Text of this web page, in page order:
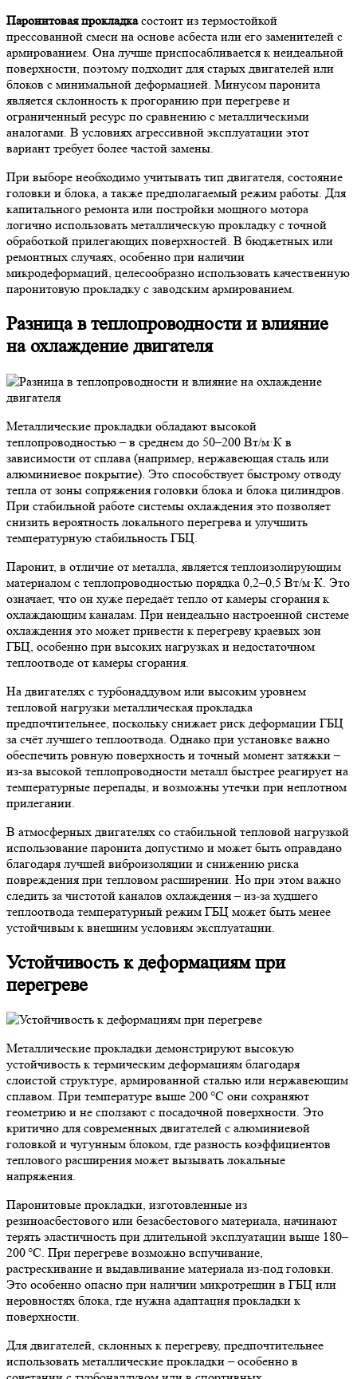
Паронитовая прокладкасостоит из термостойкой
прессованной смеси на основе асбеста или его заменителей с
армированием. Она лучше приспосабливается к неидеальной
поверхности, поэтому подходит для старых двигателей или
блоков с минимальной деформацией. Минусом паронита
является склонность к прогоранию при перегреве и
ограниченный ресурс по сравнению с металлическими
аналогами. В условиях агрессивной эксплуатации этот
вариант требует более частой замены.
При выборе необходимо учитывать тип двигателя, состояние
головки и блока, а также предполагаемый режим работы. Для
капитального ремонта или постройки мощного мотора
логично использовать металлическую прокладку с точной
обработкой прилегающих поверхностей. В бюджетных или
ремонтных случаях, особенно при наличии
микродеформаций, целесообразно использовать качественную
паронитовую прокладку с заводским армированием.
Разница в теплопроводности и влияние
на охлаждение двигателя
Металлические прокладки обладают высокой
теплопроводностью – в среднем до 50–200 Вт/м·К в
зависимости от сплава (например, нержавеющая сталь или
алюминиевое покрытие). Это способствует быстрому отводу
тепла от зоны сопряжения головки блока и блока цилиндров.
При стабильной работе системы охлаждения это позволяет
снизить вероятность локального перегрева и улучшить
температурную стабильность ГБЦ.
Паронит, в отличие от металла, является теплоизолирующим
материалом с теплопроводностью порядка 0,2–0,5 Вт/м·К. Это
означает, что он хуже передаёт тепло от камеры сгорания к
охлаждающим каналам. При неидеально настроенной системе
охлаждения это может привести к перегреву краевых зон
ГБЦ, особенно при высоких нагрузках и недостаточном
теплоотводе от камеры сгорания.
На двигателях с турбонаддувом или высоким уровнем
тепловой нагрузки металлическая прокладка
предпочтительнее, поскольку снижает риск деформации ГБЦ
за счёт лучшего теплоотвода. Однако при установке важно
обеспечить ровную поверхность и точный момент затяжки –
из-за высокой теплопроводности металл быстрее реагирует на
температурные перепады, и возможны утечки при неплотном
прилегании.
В атмосферных двигателях со стабильной тепловой нагрузкой
использование паронита допустимо и может быть оправдано
благодаря лучшей виброизоляции и снижению риска
повреждения при тепловом расширении. Но при этом важно
следить за чистотой каналов охлаждения – из-за худшего
теплоотвода температурный режим ГБЦ может быть менее
устойчивым к внешним условиям эксплуатации.
Устойчивость к деформациям при
перегреве
Металлические прокладки демонстрируют высокую
устойчивость к термическим деформациям благодаря
слоистой структуре, армированной сталью или нержавеющим
сплавом. При температуре выше 200 °C они сохраняют
геометрию и не сползают с посадочной поверхности. Это
критично для современных двигателей с алюминиевой
головкой и чугунным блоком, где разность коэффициентов
теплового расширения может вызывать локальные
напряжения.
Паронитовые прокладки, изготовленные из
резиноасбестового или безасбестового материала, начинают
терять эластичность при длительной эксплуатации выше 180–
200 °C. При перегреве возможно вспучивание,
растрескивание и выдавливание материала из-под головки.
Это особенно опасно при наличии микротрещин в ГБЦ или
неровностях блока, где нужна адаптация прокладки к
поверхности.
Для двигателей, склонных к перегреву, предпочтительнее
использовать металлические прокладки – особенно в